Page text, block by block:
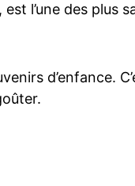
, est l’une des plus
d’enfance.